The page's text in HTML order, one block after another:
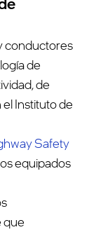
conductores
de
de
Instituto de
Safety
equipados
que